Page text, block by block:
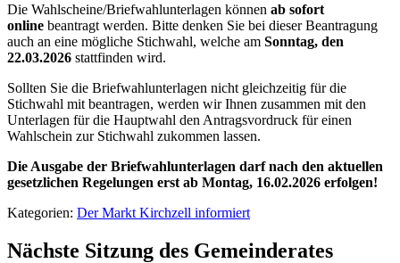
Die Wahlscheine/Briefwahlunterlagen können ab sofort
online beantragt werden. Bitte denken Sie bei dieser Beantragung
auch an eine mögliche Stichwahl, welche am Sonntag, den
22.03.2026 stattfinden wird.
Sollten Sie die Briefwahlunterlagen nicht gleichzeitig für die
Stichwahl mit beantragen, werden wir Ihnen zusammen mit den
Unterlagen für die Hauptwahl den Antragsvordruck für einen
Wahlschein zur Stichwahl zukommen lassen.
Die Ausgabe der Briefwahlunterlagen darf nach den aktuellen
gesetzlichen Regelungen erst ab Montag, 16.02.2026 erfolgen!
Kategorien: Der Markt Kirchzell informiert
Nächste Sitzung des Gemeinderates